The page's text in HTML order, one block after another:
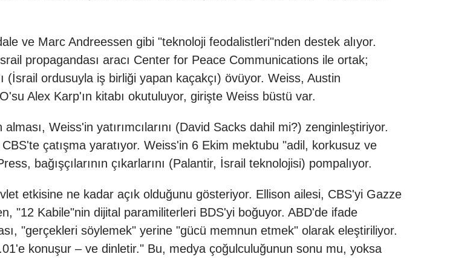
ve Marc Andreessen gibi "teknoloji feodalistleri"nden destek alıyor.
propagandası aracı Center for Peace Communications ile ortak;
(İsrail ordusuyla iş birliği yapan kaçakçı) övüyor. Weiss, Austin
Alex Karp'ın kitabı okutuluyor, girişte Weiss büstü var.
Weiss'in yatırımcılarını (David Sacks dahil mi?) zenginleştiriyor.
çatışma yaratıyor. Weiss'in 6 Ekim mektubu "adil, korkusuz ve
bağışçılarının çıkarlarını (Palantir, İsrail teknolojisi) pompalıyor.
etkisine ne kadar açık olduğunu gösteriyor. Ellison ailesi, CBS'yi Gazze
"12 Kabile"nin dijital paramiliterleri BDS'yi boğuyor. ABD'de ifade
"gerçekleri söylemek" yerine "gücü memnun etmek" olarak eleştiriliyor.
konuşur – ve dinletir." Bu, medya çoğulculuğunun sonu mu, yoksa